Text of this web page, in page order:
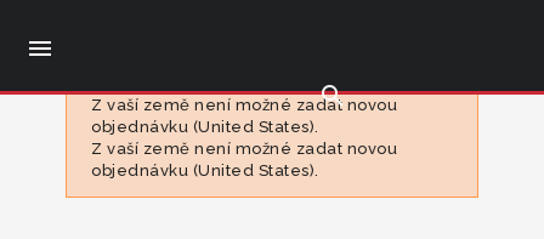

search
Z vaší země není možné zadat novou
objednávku (United States).
Z vaší země není možné zadat novou
objednávku (United States).